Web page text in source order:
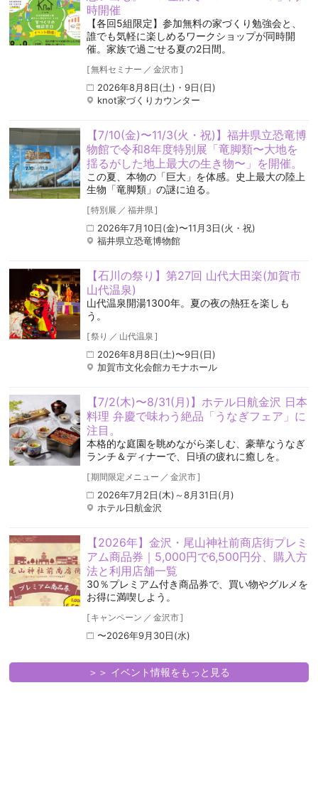
時開催
【各回5組限定】参加無料の家づくり勉強会と、
誰でも気軽に楽しめるワークショップが同時開
催。家族で過ごせる夏の2日間。
[無料セミナー ／ 金沢市]
2026年8月8日(土)・9日(日)
knot家づくりカウンター
【7/10(金)〜11/3(火・祝)】福井県立恐竜博
物館で令和8年度特別展「竜脚類〜大地を
揺るがした地上最大の生き物〜」を開催。
この夏、本物の「巨大」を体感。史上最大の陸上
生物「竜脚類」の謎に迫る。
[特別展 ／ 福井県]
2026年7月10日(金)〜11月3日(火・祝)
福井県立恐竜博物館
【石川の祭り】第27回 山代大田楽(加賀市
山代温泉)
山代温泉開湯1300年。夏の夜の熱狂を楽しも
う。
[祭り ／ 山代温泉 ]
2026年8月8日(土)〜9日(日)
加賀市文化会館カモナホール
【7/2(木)〜8/31(月)】ホテル日航金沢 日本
料理 弁慶で味わう絶品「うなぎフェア」に
注目。
本格的な庭園を眺めながら楽しむ、豪華なうなぎ
ランチ＆ディナーで、日頃の疲れに癒しを。
[期間限定メニュー ／ 金沢市]
2026年7月2日(木)～8月31日(月)
ホテル日航金沢
【2026年】金沢・尾山神社前商店街プレミ
アム商品券｜5,000円で6,500円分、購入方
法と利用店舗一覧
30％プレミアム付き商品券で、買い物やグルメを
お得に満喫しよう。
[ キャンペーン ／ 金沢市]
〜2026年9月30日(水)
＞＞ イベント情報をもっと見る